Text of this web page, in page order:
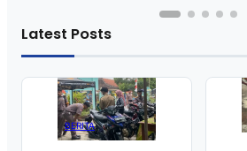
Latest Posts
BERITA